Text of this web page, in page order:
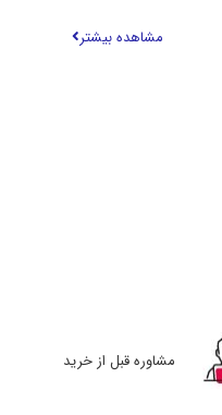
مشاهده بیشتر
مشاوره قبل از خرید